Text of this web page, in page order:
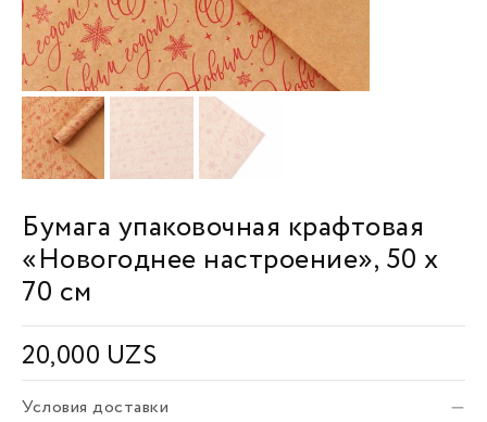
Бумага упаковочная крафтовая
«Новогоднее настроение», 50 х
70 см
20,000 UZS
Условия доставки